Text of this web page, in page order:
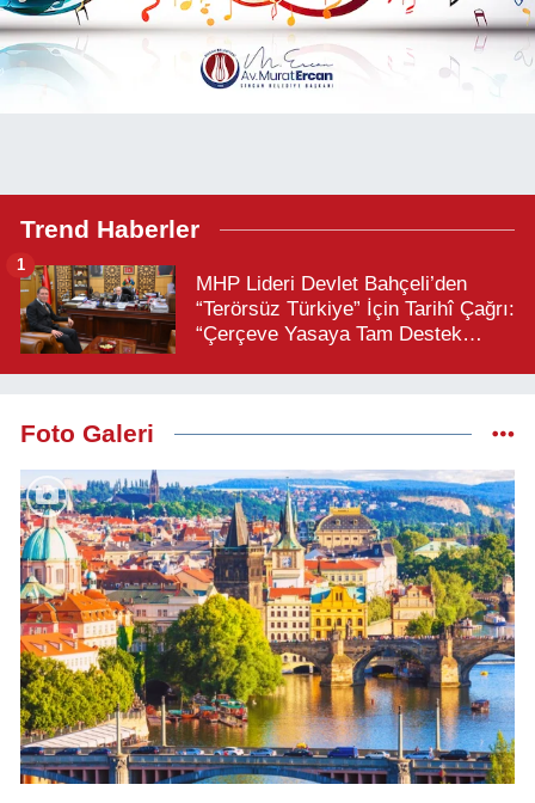
Trend Haberler
MHP Lideri Devlet Bahçeli’den
“Terörsüz Türkiye” İçin Tarihî Çağrı:
“Çerçeve Yasaya Tam Destek
1
Foto Galeri